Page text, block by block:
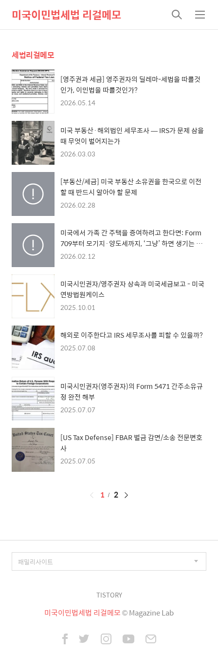
미국이민법세법 리걸메모
검
색
메
뉴
세법리걸메모
[영주권과 세금] 영주권자의 딜레마-세법을 따를것
인가, 이민법을 따를것인가?
2026.05.14
미국 부동산·해외법인 세무조사 — IRS가 문제 삼을
때 무엇이 벌어지는가
2026.03.03
[부동산/세금] 미국 부동산 소유권을 한국으로 이전
할 때 반드시 알아야 할 문제
2026.02.28
미국에서 가족 간 주택을 증여하려고 한다면: Form
709부터 모기지·양도세까지, ‘그냥’ 하면 생기는 진
짜 문제들
2026.02.12
미국시민권자/영주권자 상속과 미국세금보고 - 미국
연방법원케이스
2025.10.01
해외로 이주한다고 IRS 세무조사를 피할 수 있을까?
2025.07.08
미국시민권자(영주권자)의 Form 5471 간주소유규
정 완전 해부
2025.07.07
[US Tax Defense] FBAR 벌금 감면/소송 전문변호
사
2025.07.05
페
1 2
TISTORY
미국이민법세법 리걸메모© Magazine Lab